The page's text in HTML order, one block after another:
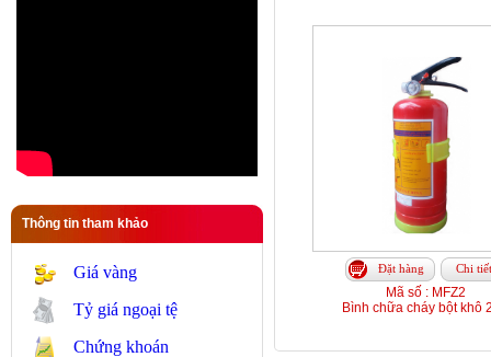
Thông tin tham khảo
Giá vàng
Tỷ giá ngoại tệ
Chứng khoán
Đặt hàng Chi tiết
Mã số : MFZ2
Bình chữa cháy bột khô